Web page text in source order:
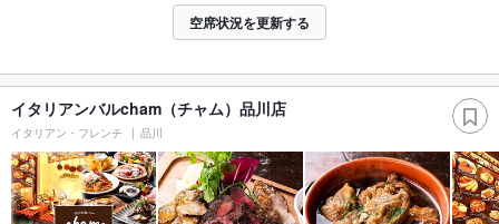
空席状況を更新する
イタリアンバルcham（チャム）品川店
イタリアン・フレンチ 品川